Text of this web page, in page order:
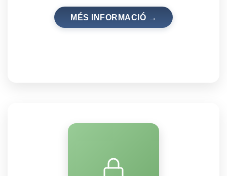
MÉS INFORMACIÓ →